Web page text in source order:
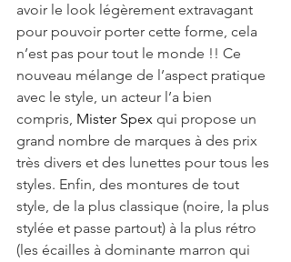
avoir le look légèrement extravagant
pour pouvoir porter cette forme, cela
n’est pas pour tout le monde !! Ce
nouveau mélange de l’aspect pratique
avec le style, un acteur l’a bien
compris, Mister Spex qui propose un
grand nombre de marques à des prix
très divers et des lunettes pour tous les
styles. Enfin, des montures de tout
style, de la plus classique (noire, la plus
stylée et passe partout) à la plus rétro
(les écailles à dominante marron qui